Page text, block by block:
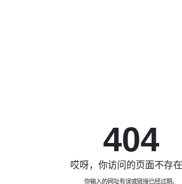
404
哎呀，你访问的页面不存在
你输入的网址有误或链接已经过期。